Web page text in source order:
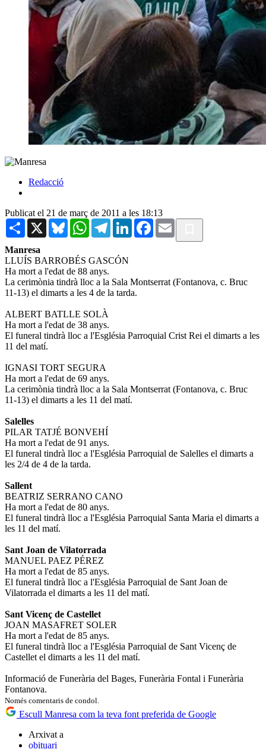
Redacció
Publicat el 21 de març de 2011 a les 18:13
Share X BlueskyWhatsAppTelegramLinkedInFacebook
Email
Manresa
LLUÍS BARROBÉS GASCÓN
Ha mort a l'edat de 88 anys.
La cerimònia tindrà lloc a la Sala Montserrat (Fontanova, c. Bruc
11-13) el dimarts a les 4 de la tarda.
ALBERT BATLLE SOLÀ
Ha mort a l'edat de 38 anys.
El funeral tindrà lloc a l'Església Parroquial Crist Rei el dimarts a les
11 del matí.
IGNASI TORT SEGURA
Ha mort a l'edat de 69 anys.
La cerimònia tindrà lloc a la Sala Montserrat (Fontanova, c. Bruc
11-13) el dimarts a les 11 del matí.
Salelles
PILAR TATJÉ BONVEHÍ
Ha mort a l'edat de 91 anys.
El funeral tindrà lloc a l'Església Parroquial de Salelles el dimarts a
les 2/4 de 4 de la tarda.
Sallent
BEATRIZ SERRANO CANO
Ha mort a l'edat de 80 anys.
El funeral tindrà lloc a l'Església Parroquial Santa Maria el dimarts a
les 11 del matí.
Sant Joan de Vilatorrada
MANUEL PAEZ PÉREZ
Ha mort a l'edat de 85 anys.
El funeral tindrà lloc a l'Església Parroquial de Sant Joan de
Vilatorrada el dimarts a les 11 del matí.
Sant Vicenç de Castellet
JOAN MASAFRET SOLER
Ha mort a l'edat de 85 anys.
El funeral tindrà lloc a l'Església Parroquial de Sant Vicenç de
Castellet el dimarts a les 11 del matí.
Informació de Funerària del Bages, Funerària Fontal i Funerària
Fontanova.
Només comentaris de condol.
Escull Manresa com la teva font preferida de Google
Arxivat a
obituari